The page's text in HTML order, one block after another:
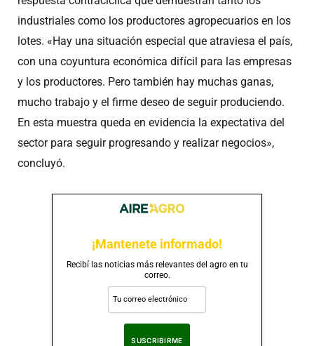
industriales como los productores agropecuarios en los
lotes. «Hay una situación especial que atraviesa el país,
con una coyuntura económica difícil para las empresas
y los productores. Pero también hay muchas ganas,
mucho trabajo y el firme deseo de seguir produciendo.
En esta muestra queda en evidencia la expectativa del
sector para seguir progresando y realizar negocios»,
concluyó.
¡Mantenete informado!
Recibí las noticias más relevantes del agro en tu
correo.